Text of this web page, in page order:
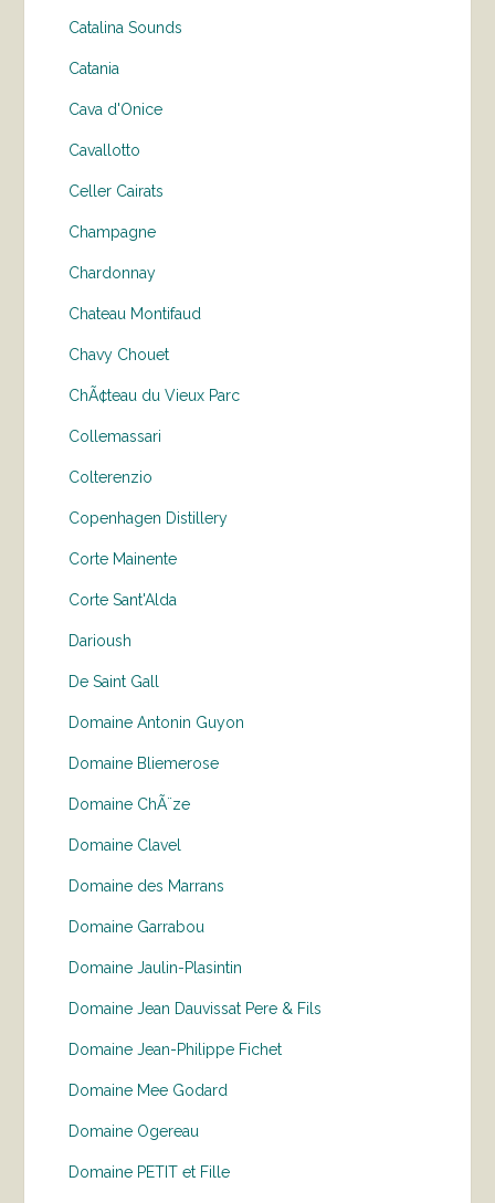
Catalina Sounds
Catania
Cava d'Onice
Cavallotto
Celler Cairats
Champagne
Chardonnay
Chateau Montifaud
Chavy Chouet
ChÃ¢teau du Vieux Parc
Collemassari
Colterenzio
Copenhagen Distillery
Corte Mainente
Corte Sant'Alda
Darioush
De Saint Gall
Domaine Antonin Guyon
Domaine Bliemerose
Domaine ChÃ¨ze
Domaine Clavel
Domaine des Marrans
Domaine Garrabou
Domaine Jaulin-Plasintin
Domaine Jean Dauvissat Pere & Fils
Domaine Jean-Philippe Fichet
Domaine Mee Godard
Domaine Ogereau
Domaine PETIT et Fille